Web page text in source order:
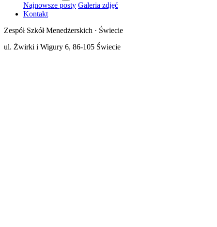
Najnowsze posty Galeria zdjęć
Kontakt
Zespół Szkół Menedżerskich · Świecie
ul. Żwirki i Wigury 6, 86-105 Świecie